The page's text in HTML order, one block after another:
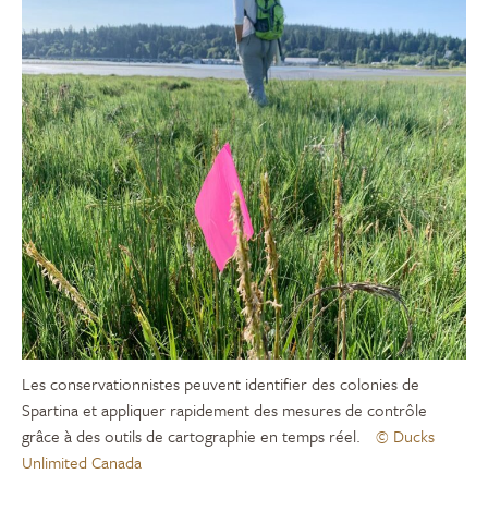
Les conservationnistes peuvent identifier des colonies de
Spartina et appliquer rapidement des mesures de contrôle
grâce à des outils de cartographie en temps réel.
© Ducks
Unlimited Canada